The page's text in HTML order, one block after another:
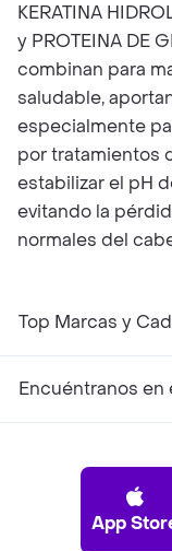
KERATINA
y PROTEINA DE
combinan para
saludable,
especialmente
por tratamientos
estabilizar el pH
evitando la
normales del
Top Marcas y
Encuéntranos en
App